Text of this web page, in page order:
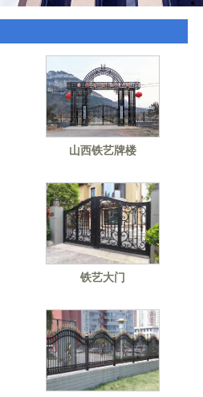
山西铁艺牌楼
铁艺大门